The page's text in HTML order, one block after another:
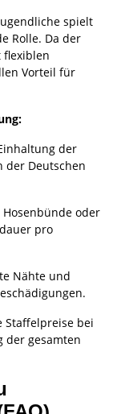
spielt
Rolle. Da der
flexiblen
Vorteil für
der
der Deutschen
oder
pro
Nähte und
Staffelpreise bei
der gesamten